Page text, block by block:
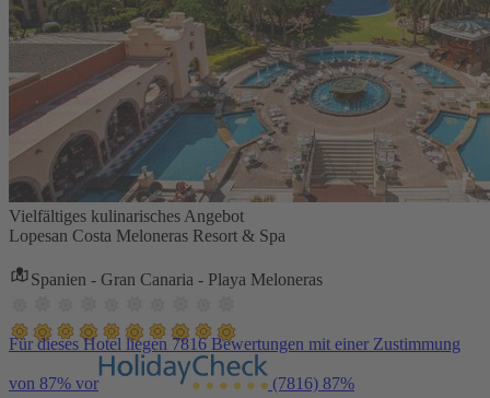
Vielfältiges kulinarisches Angebot
Lopesan Costa Meloneras Resort & Spa
Spanien - Gran Canaria - Playa Meloneras
Für dieses Hotel liegen 7816 Bewertungen mit einer Zustimmung
von 87% vor (7816) 87%